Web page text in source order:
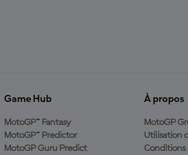
Game Hub
MotoGP™ Fantasy
MotoGP™ Predictor
MotoGP Guru Predict
À propos
MotoGP
Utilisation
Conditions